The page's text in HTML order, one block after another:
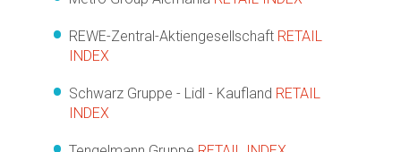
REWE-Zentral-Aktiengesellschaft RETAIL
INDEX
Schwarz Gruppe - Lidl - Kaufland RETAIL
INDEX